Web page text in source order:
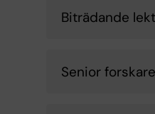
Biträdande
Senior forskare